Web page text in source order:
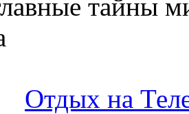
тайны
Отдых на